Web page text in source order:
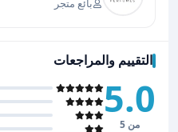
بائع متجر
التقييم والمراجعات
5.0
من 5